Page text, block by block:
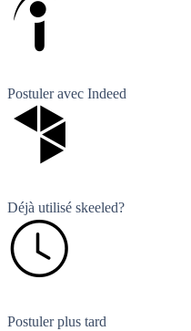
Postuler avec Indeed
Déjà utilisé skeeled?
Postuler plus tard